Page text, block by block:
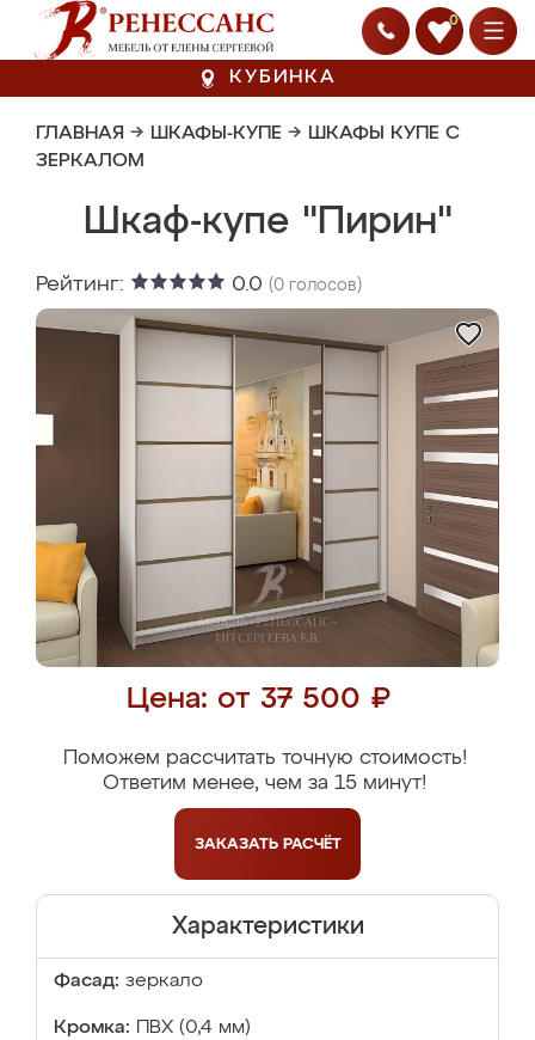
0
КУБИНКА
ГЛАВНАЯ → ШКАФЫ-КУПЕ → ШКАФЫ КУПЕ С
ЗЕРКАЛОМ
Шкаф-купе "Пирин"
Рейтинг: 0.0 (0 голосов)
Цена: от 37 500 ₽
Поможем рассчитать точную стоимость!
Ответим менее, чем за 15 минут!
ЗАКАЗАТЬ РАСЧЁТ
Характеристики
Фасад: зеркало
Кромка: ПВХ (0,4 мм)